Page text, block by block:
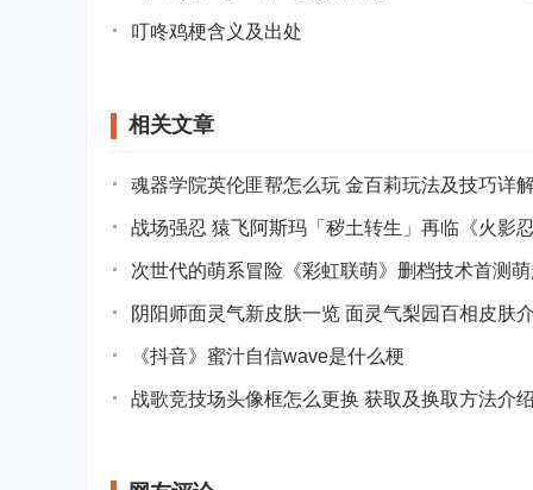
叮咚鸡梗含义及出处
相关文章
魂器学院英伦匪帮怎么玩 金百莉玩法及技巧详
战场强忍 猿飞阿斯玛「秽土转生」再临《火影
次世代的萌系冒险《彩虹联萌》删档技术首测
阴阳师面灵气新皮肤一览 面灵气梨园百相皮肤
《抖音》蜜汁自信wave是什么梗
战歌竞技场头像框怎么更换 获取及换取方法介